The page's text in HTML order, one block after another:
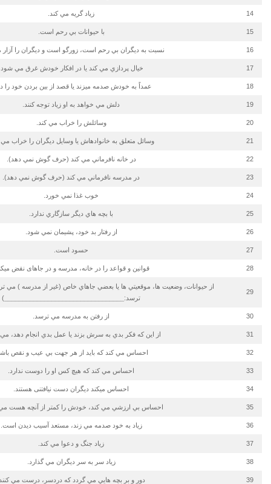
14 زياد گريه مي كند.
15 با حيوانات بي رحم است.
16 نسبت به ديگران بي رحم است، زورگو است و ديگران را
17 خيال پردازي مي كند يا در افكار خودش غرق مي
18 عمداً به خودش صدمه مي­زند يا قصد از بين بردن خود را
19 دلش مي خواهد به او زياد توجه كنند.
20 وسائلش را خراب مي كند.
21 وسائل متعلق به خانواده­اش یا وسایل دیگران را خراب مي
22 در خانه نافرماني مي كند (حرف گوش نمي دهد).
23 در مدرسه نافرماني مي كند (حرف گوش نمي دهد).
24 خوب غذا نمي خورد.
25 با بچه هاي ديگر سازگاري ندارد.
26 از رفتار بد خود، پشيمان نمي شود.
27 حسود است.
28 قوانین و قواعد را در خانه، مدرسه و در جاهای نقض
29
از حيوانات، وضعيت ها، موقعيتي ها يا بعضي جاهاي خاص (غير از مدرسه ) مي
ترسد:
)
30 از رفتن به مدرسه مي ترسد.
31 از اين كه فكر بدي به سرش بزند يا عمل بدي انجام دهد،
32 احساس مي كند كه بايد از هر جهت بي عيب و نقص
33 احساس مي كند كه هيچ كس او را دوست ندارد.
34 احساس می­کند دیگران دست نیافتنی هستند.
35 احساس بي ارزشي مي كند، خودش را كمتر از آنچه هست مي
36 زياد به خود صدمه مي زند، مستعد آسيب ديدن است.
37 زياد جنگ و دعوا مي كند.
38 زياد سر به سر ديگران مي گذارد.
39 دور و بر بچه هايي مي گردد كه دردسر، درست مي